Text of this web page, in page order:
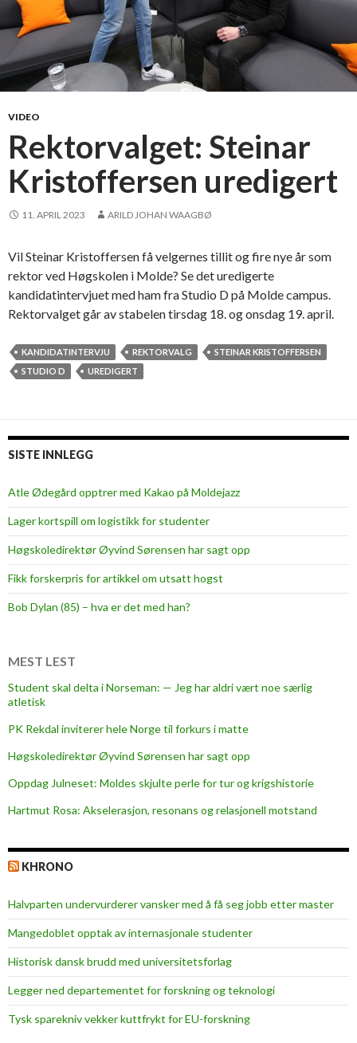
VIDEO
Rektorvalget: Steinar
Kristoffersen uredigert
11. APRIL 2023 ARILD JOHAN WAAGBØ
Vil Steinar Kristoffersen få velgernes tillit og fire nye år som
rektor ved Høgskolen i Molde? Se det uredigerte
kandidatintervjuet med ham fra Studio D på Molde campus.
Rektorvalget går av stabelen tirsdag 18. og onsdag 19. april.
KANDIDATINTERVJU REKTORVALG
STEINAR KRISTOFFERSEN
STUDIO D
UREDIGERT
SISTE INNLEGG
Atle Ødegård opptrer med Kakao på Moldejazz
Lager kortspill om logistikk for studenter
Høgskoledirektør Øyvind Sørensen har sagt opp
Fikk forskerpris for artikkel om utsatt hogst
Bob Dylan (85) – hva er det med han?
MEST LEST
Student skal delta i Norseman: — Jeg har aldri vært noe særlig
atletisk
PK Rekdal inviterer hele Norge til forkurs i matte
Høgskoledirektør Øyvind Sørensen har sagt opp
Oppdag Julneset: Moldes skjulte perle for tur og krigshistorie
Hartmut Rosa: Akselerasjon, resonans og relasjonell motstand
KHRONO
Halvparten undervurderer vansker med å få seg jobb etter master
Mangedoblet opptak av internasjonale studenter
Historisk dansk brudd med universitetsforlag
Legger ned departementet for forskning og teknologi
Tysk sparekniv vekker kuttfrykt for EU-forskning